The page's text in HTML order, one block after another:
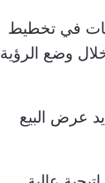
في تخطيط
وضع الرؤية
عرض البيع